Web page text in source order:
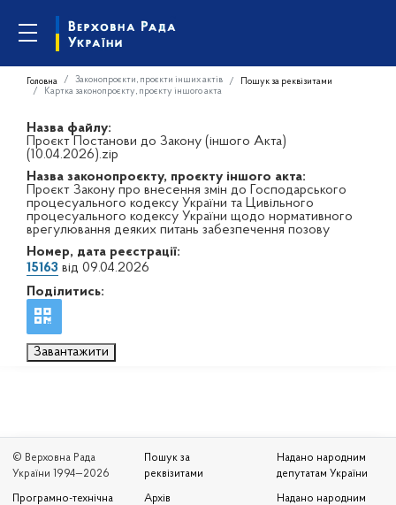
Головна Законопроєкти, проєкти інших актів
Пошук за реквізитами
Картка законопроєкту, проєкту іншого акта
Назва файлу:
Проєкт Постанови до Закону (іншого Акта)
(10.04.2026).zip
Назва законопроєкту, проєкту іншого акта:
Проєкт Закону про внесення змін до Господарського
процесуального кодексу України та Цивільного
процесуального кодексу України щодо нормативного
врегулювання деяких питань забезпечення позову
Номер, дата реєстрації:
15163 від 09.04.2026
Поділитись:
Завантажити
© Верховна Рада
України 1994—2026
Програмно-технічна
Пошук за
реквізитами
Архів
Надано народним
депутатам України
Надано народним